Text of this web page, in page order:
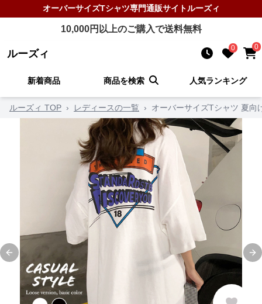
オーバーサイズTシャツ専門通販サイトルーズィ
10,000円以上のご購入で送料無料
ルーズィ 0 0
新着商品 商品を検索 人気ランキング
ルーズィ TOP › レディースの一覧 › オーバーサイズTシャツ 夏向
Previous slide